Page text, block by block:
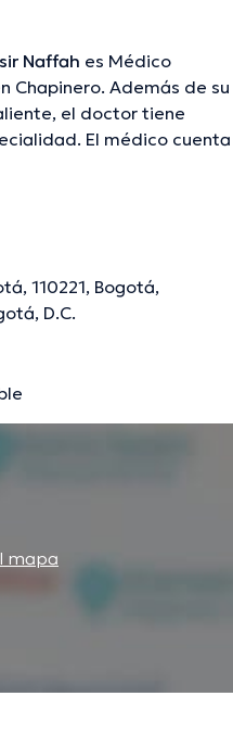
Naffah es Médico
Chapinero. Además de su
el doctor tiene
El médico cuenta
múltiples conferencias
difundido diferentes
principal usados por el
110221, Bogotá,
D.C.
mapa